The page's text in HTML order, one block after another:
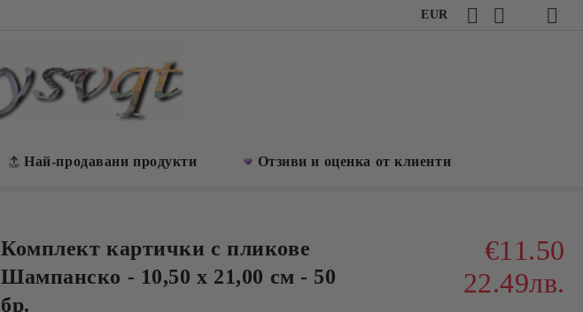
EUR
Най-продавани продукти Отзиви и оценка от клиенти
Комплект картички с пликове
Шампанско - 10,50 х 21,00 см - 50
бр.
€11.50
22.49лв.